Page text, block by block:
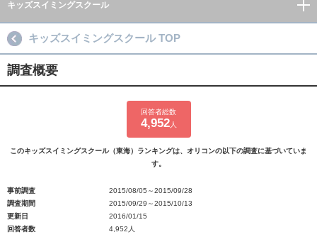
キッズスイミングスクール
キッズスイミングスクール TOP
調査概要
回答者総数
4,952人
このキッズスイミングスクール（東海）ランキングは、オリコンの以下の調査に基づいていま
す。
事前調査
2015/08/05～2015/09/28
調査期間
2015/09/29～2015/10/13
更新日
2016/01/15
回答者数
4,952人